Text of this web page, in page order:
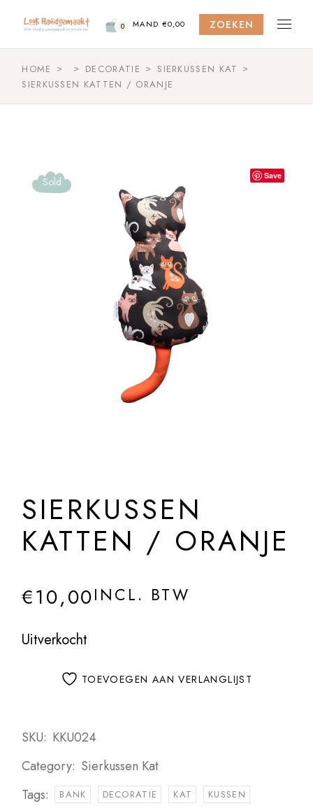
content
0 MAND €0,00 ZOEKEN
HOME DECORATIE
SIERKUSSEN KAT
SIERKUSSEN KATTEN / ORANJE
Sold Save
SIERKUSSEN
KATTEN / ORANJE
€10,00INCL. BTW
Uitverkocht
TOEVOEGEN AAN VERLANGLIJST
SKU: KKU024
Category: Sierkussen Kat
Tags:
BANK DECORATIE KAT
KUSSEN